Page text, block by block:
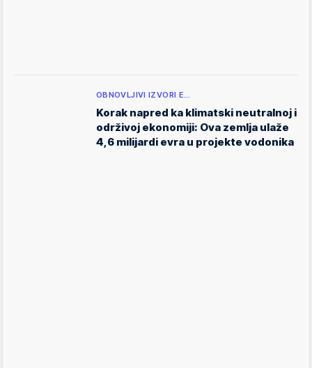
OBNOVLJIVI IZVORI E…
Korak napred ka klimatski neutralnoj i
održivoj ekonomiji: Ova zemlja ulaže
4,6 milijardi evra u projekte vodonika